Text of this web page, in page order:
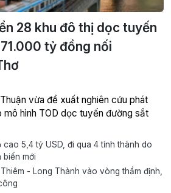
28 khu đô thị dọc tuyến
tỷ đồng nối
vừa đề xuất nghiên cứu phát
mô hình TOD dọc tuyến đường sắt
cao 5,4 tỷ USD, đi qua 4 tỉnh thành do
biến mới
- Long Thành vào vòng thẩm định,